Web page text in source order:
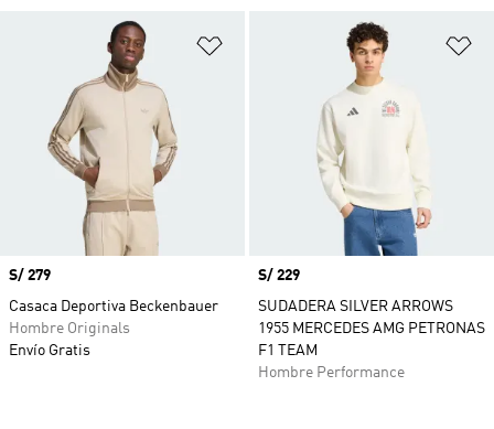
Añadir a la lista de deseos
Precio
S/ 279
Casaca Deportiva Beckenbauer
Hombre Originals
Envío Gratis
Precio
S/ 229
SUDADERA SILVER ARROWS
1955 MERCEDES AMG PETRONAS
F1 TEAM
Hombre Performance